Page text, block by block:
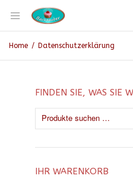
Home / Datenschutzerklärung
FINDEN SIE, WAS SIE
IHR WARENKORB